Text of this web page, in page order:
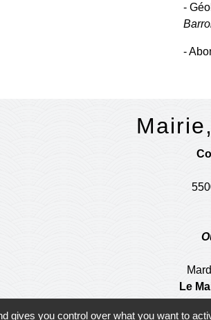
-
-
Le
gives you control over what you want to